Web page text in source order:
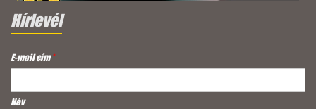
Hírlevél
E-mail cím*
Név